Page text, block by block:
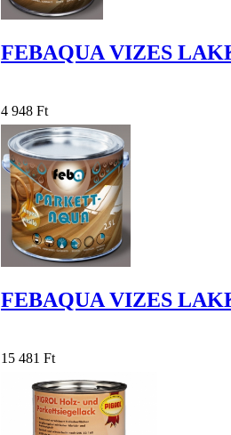
FEBAQUA VIZES
4 948 Ft
FEBAQUA VIZES
15 481 Ft